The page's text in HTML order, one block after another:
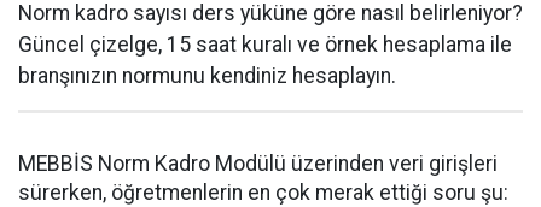
Norm kadro sayısı ders yüküne göre nasıl belirleniyor?
Güncel çizelge, 15 saat kuralı ve örnek hesaplama ile
branşınızın normunu kendiniz hesaplayın.
MEBBİS Norm Kadro Modülü üzerinden veri girişleri
sürerken, öğretmenlerin en çok merak ettiği soru şu: